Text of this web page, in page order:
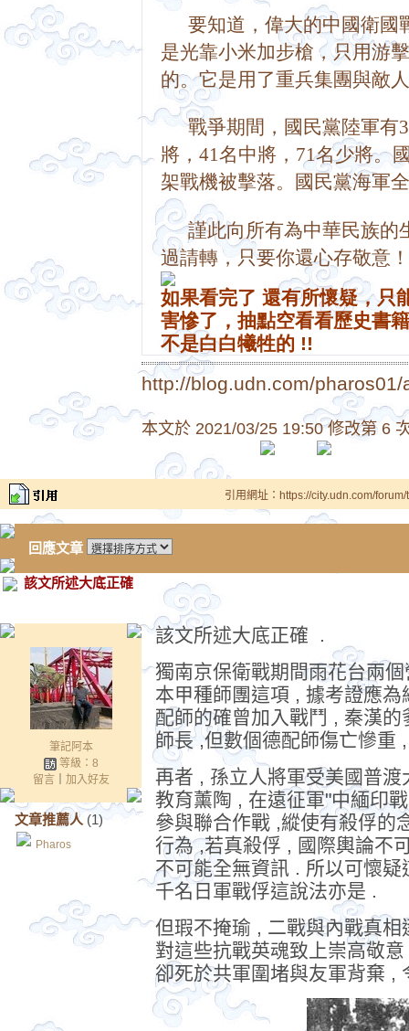
要知道，偉大的中國衛國
是光靠小米加步槍，只用游
的。它是用了重兵集團與
戰爭期間，國民黨陸軍有
將，41名中將，71名少將。
架戰機被擊落。
國民黨海
謹此向所有為中華民族的
過請轉，只要你還心存敬意
如果看完了 還有所懷疑，只
害慘了，抽點空看看歷史書
不是白白犧牲的 !!
http://blog.udn.com/pharos01/
本文於 2021/03/25 19:50 修改第 6
引用網址：https://city.udn.com/
回應文章
該文所述大底正確
筆記阿本
等級：8
留言｜ 加入好友
文章推薦人 (1)
Pharos
該文所述大底正確 .
獨南京保衛戰期間雨花台兩
本甲種師團這項 , 據考證應
配師的確曾加入戰鬥 , 秦漢
師長 ,但數個德配師傷亡慘重
再者 , 孫立人將軍受美國普
教育薰陶 , 在遠征軍"中緬印
參與聯合作戰 ,縱使有殺俘的
行為 ,若真殺俘 , 國際輿論不
不可能全無資訊 . 所以可懷
千名日軍戰俘這說法亦是 .
但瑕不掩瑜 , 二戰與內戰真
對這些抗戰英魂致上崇高敬
卻死於共軍圍堵與友軍背棄 ,